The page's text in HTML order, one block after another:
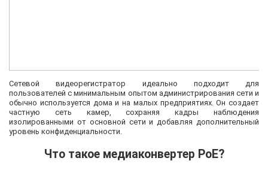
Сетевой видеорегистратор идеально подходит для
пользователей с минимальным опытом администрирования сети и
обычно используется дома и на малых предприятиях. Он создает
частную сеть камер, сохраняя кадры наблюдения
изолированными от основной сети и добавляя дополнительный
уровень конфиденциальности.
Что такое медиаконвертер PoE?